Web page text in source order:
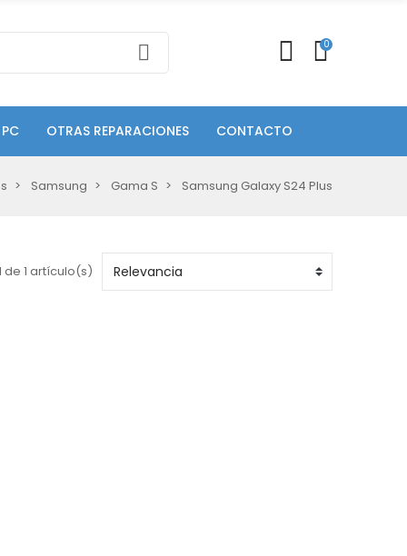
0
OTRAS REPARACIONES CONTACTO
Samsung Gama S Samsung Galaxy S24 Plus
de 1 artículo(s)